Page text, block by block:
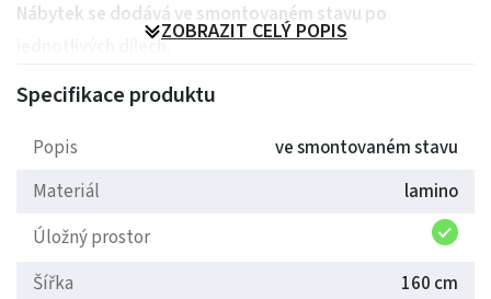
Nábytek se dodává ve smontovaném stavu po
jednotlivých dílech.
Šetříte čas spojený s montáží nábytku!
ZOBRAZIT CELÝ POPIS
Specifikace produktu
Popis
ve smontovaném stavu
Materiál
lamino
Úložný prostor
Šířka
160 cm